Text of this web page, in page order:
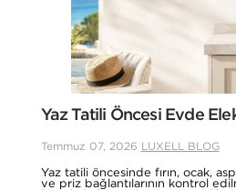
Yaz Tatili Öncesi Evde
Temmuz 07, 2026 LUXELL BLOG
Yaz tatili öncesinde fırın, ocak,
ve priz bağlantılarının kontrol